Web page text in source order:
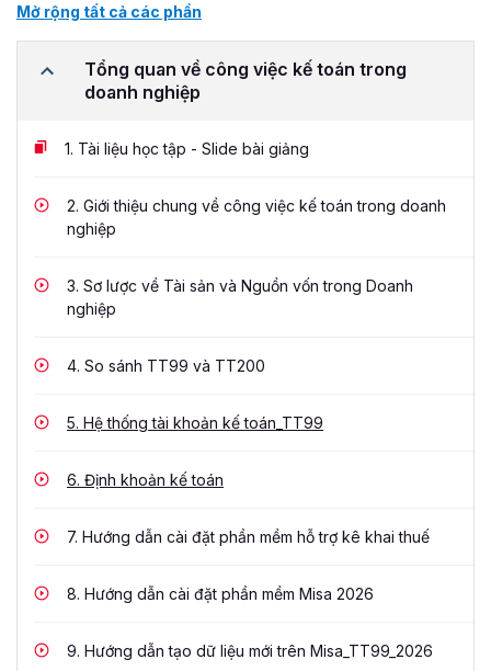
Mở rộng tất cả các phần
Tổng quan về công việc kế toán trong
doanh nghiệp
1. Tài liệu học tập - Slide bài giảng
2. Giới thiệu chung về công việc kế toán trong doanh
nghiệp
3. Sơ lược về Tài sản và Nguồn vốn trong Doanh
nghiệp
4. So sánh TT99 và TT200
5. Hệ thống tài khoản kế toán_TT99
6. Định khoản kế toán
7. Hướng dẫn cài đặt phần mềm hỗ trợ kê khai thuế
8. Hướng dẫn cài đặt phần mềm Misa 2026
9. Hướng dẫn tạo dữ liệu mới trên Misa_TT99_2026